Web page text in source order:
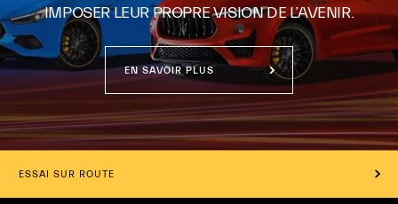
IMPOSER LEUR PROPRE VISION DE L’AVENIR.
EN SAVOIR PLUS
ESSAI SUR ROUTE